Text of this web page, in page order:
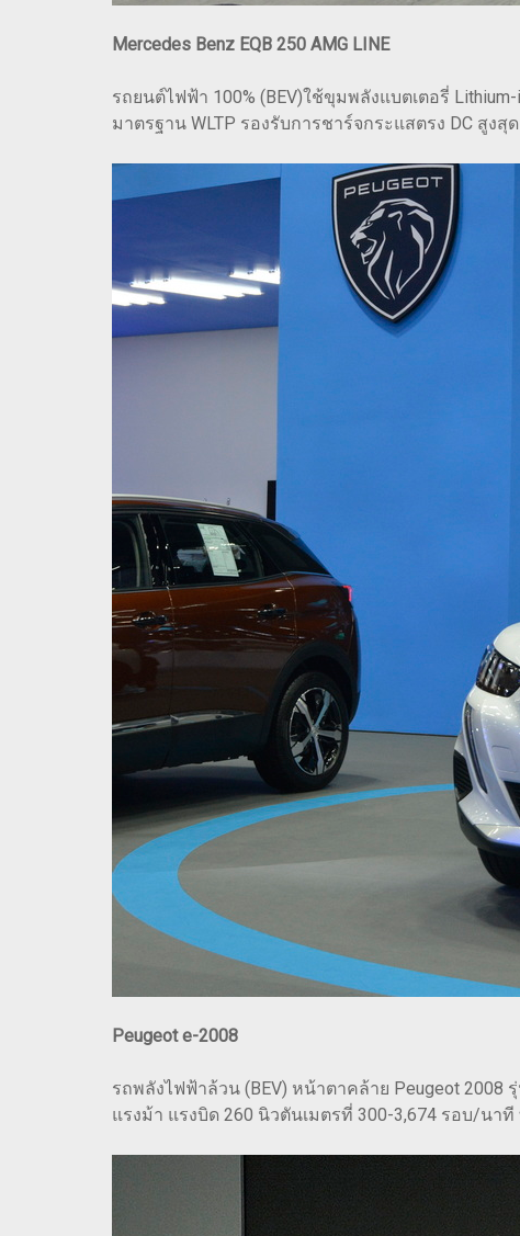
Mercedes Benz EQB 250 AMG LINE
รถยนต์ไฟฟ้า 100% (BEV)ใช้ขุมพลังแบตเตอรี่
มาตรฐาน WLTP รองรับการชาร์จกระแสตรง DC สูงสุ
Peugeot e-2008
รถพลังไฟฟ้าล้วน (BEV) หน้าตาคล้าย Peugeot 2008
แรงม้า แรงบิด 260 นิวตันเมตรที่ 300-3,674 รอบ/นา